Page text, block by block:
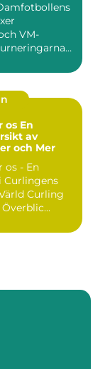
VM-
En
av
och Mer
os - En
Curlingens